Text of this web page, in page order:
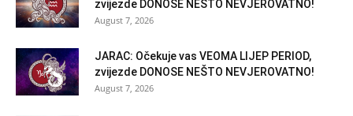
zvijezde DONOSE NEŠTO NEVJEROVATNO!
August 7, 2026
JARAC: Očekuje vas VEOMA LIJEP PERIOD,
zvijezde DONOSE NEŠTO NEVJEROVATNO!
August 7, 2026